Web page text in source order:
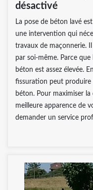
désactivé
La pose de béton lavé
une intervention qui
travaux de maçonnerie.
par soi-même. Parce
béton est assez élevée.
fissuration peut produire
béton. Pour maximiser
meilleure apparence de
demander un service